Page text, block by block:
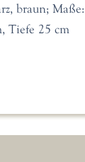
braun;
Tiefe 25 cm